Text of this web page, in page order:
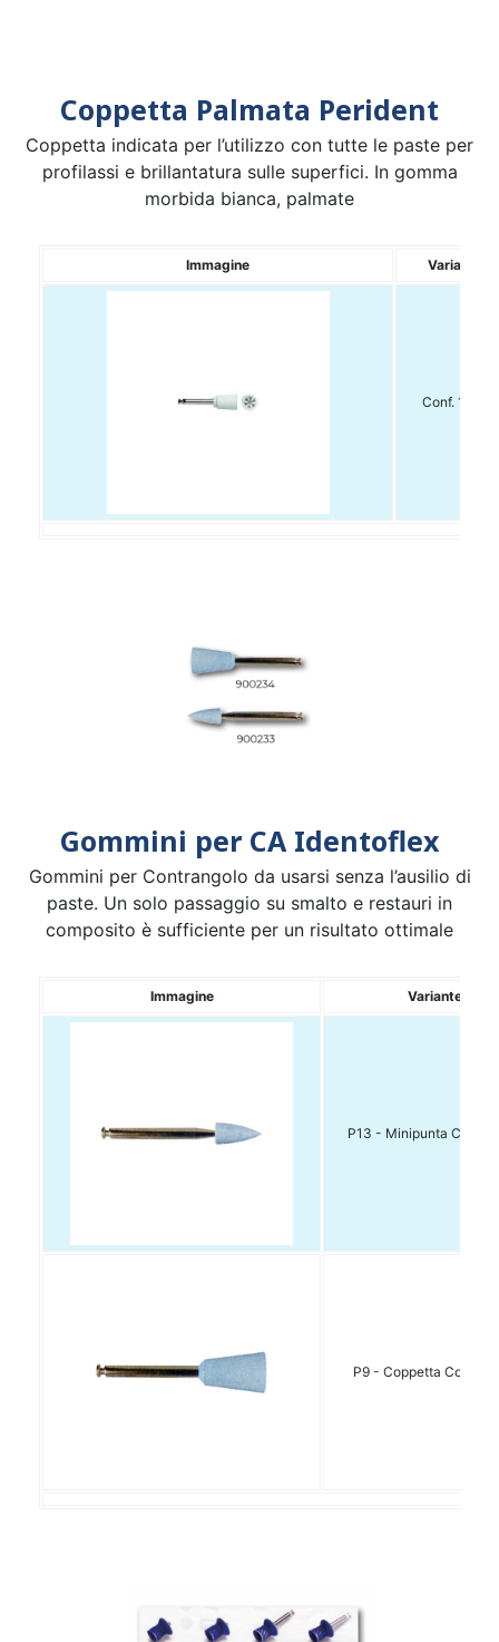
Coppetta Palmata Perident
Coppetta indicata per l’utilizzo con tutte le paste per
profilassi e brillantatura sulle superfici. In gomma
morbida bianca, palmate
Immagine Variante
Conf. 10pz
Gommini per CA Identoflex
Gommini per Contrangolo da usarsi senza l’ausilio di
paste. Un solo passaggio su smalto e restauri in
composito è sufficiente per un risultato ottimale
Immagine Variante
P13 - Minipunta Conf.
P9 - Coppetta Conf. 12